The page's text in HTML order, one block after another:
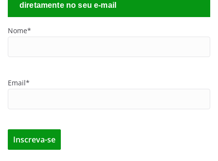
diretamente no seu e-mail
Nome*
Email*